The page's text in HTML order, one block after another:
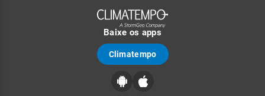
Baixe os apps
Climatempo